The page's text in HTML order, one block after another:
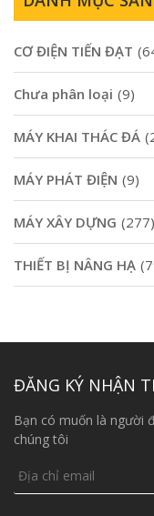
CƠ ĐIỆN TIẾN ĐẠT
Chưa phân loại (9)
MÁY KHAI THÁC ĐÁ
MÁY PHÁT ĐIỆN (9)
MÁY XÂY DỰNG (277)
THIẾT BỊ NÂNG HẠ
ĐĂNG KÝ NHẬN
Bạn có muốn là người
chúng tôi